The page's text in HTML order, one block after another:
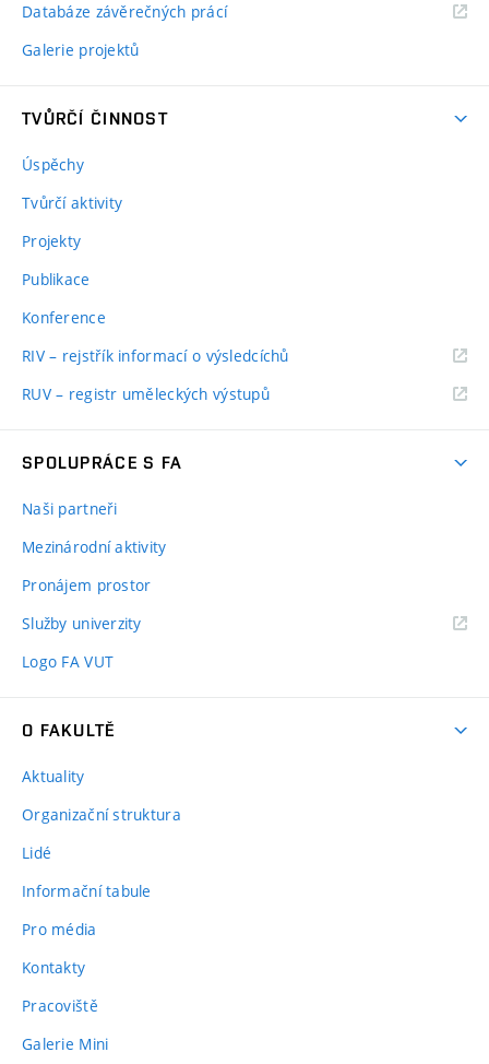
Databáze závěrečných prácí
Galerie projektů
TVŮRČÍ ČINNOST
Úspěchy
Tvůrčí aktivity
Projekty
Publikace
Konference
RIV – rejstřík informací o výsledcíchů
RUV – registr uměleckých výstupů
SPOLUPRÁCE S FA
Naši partneři
Mezinárodní aktivity
Pronájem prostor
Služby univerzity
Logo FA VUT
O FAKULTĚ
Aktuality
Organizační struktura
Lidé
Informační tabule
Pro média
Kontakty
Pracoviště
Galerie Mini